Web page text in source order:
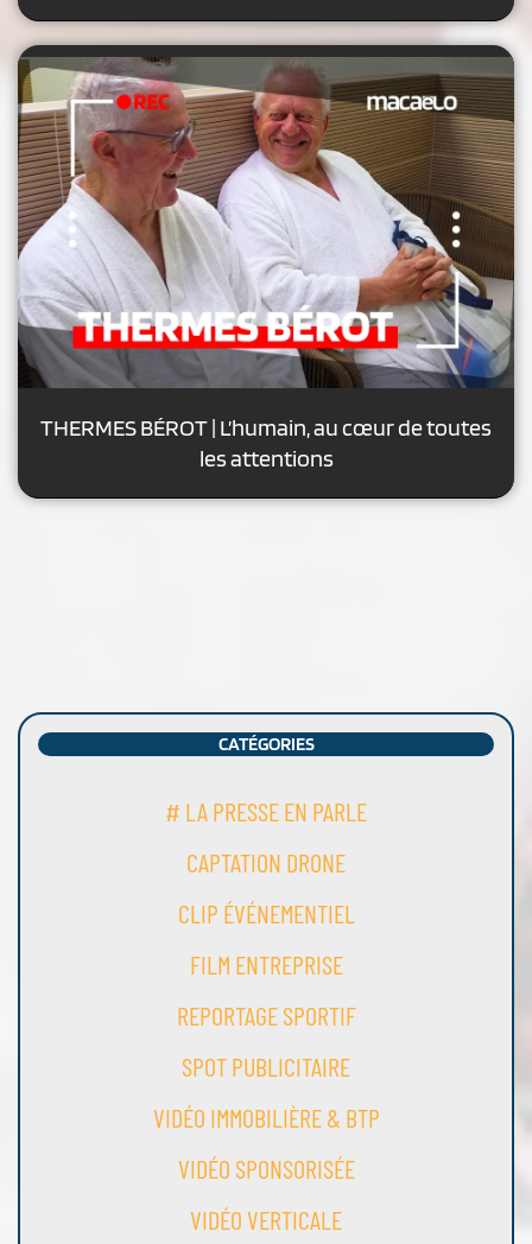
THERMES BÉROT | L’humain, au cœur de toutes
les attentions
CATÉGORIES
# LA PRESSE EN PARLE
CAPTATION DRONE
CLIP ÉVÉNEMENTIEL
FILM ENTREPRISE
REPORTAGE SPORTIF
SPOT PUBLICITAIRE
VIDÉO IMMOBILIÈRE & BTP
VIDÉO SPONSORISÉE
VIDÉO VERTICALE